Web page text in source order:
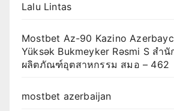
Lalu Lintas
Mostbet Az-90 Kazino
Yüksək Bukmeyker Rəsmi S สำ
ผลิตภัณฑ์อุตสาหกรรม สมอ – 462
mostbet azerbaijan